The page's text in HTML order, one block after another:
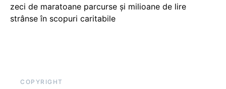
zeci de maratoane parcurse și milioane de lire
strânse în scopuri caritabile
COPYRIGHT